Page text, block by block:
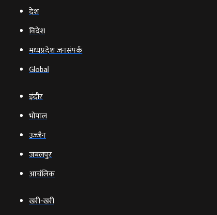
देश
विदेश
मध्यप्रदेश जनसंपर्क
Global
इंदौर
भोपाल
उज्‍जैन
जबलपुर
आचंलिक
खरी-खरी